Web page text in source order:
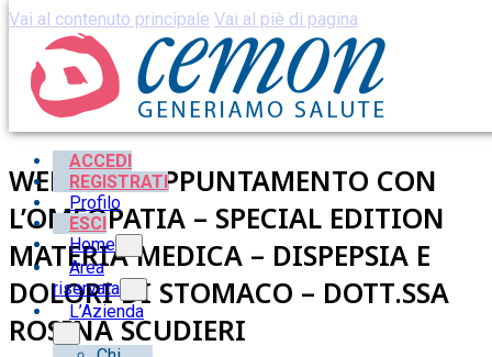
Vai al contenuto principale Vai al piè di pagina
ACCEDI
REGISTRATI
Profilo
ESCI
Home
Area
riservata
L’Azienda
WEBINAR APPUNTAMENTO CON
L’OMEOPATIA – SPECIAL EDITION
MATERIA MEDICA – DISPEPSIA E
DOLORI DI STOMACO – DOTT.SSA
ROSINA SCUDIERI